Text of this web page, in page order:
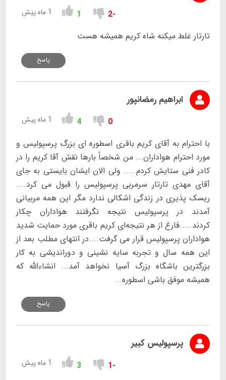
-2
1 1 ماه پیش
تارتار غلط میکنه شاه کریم همیشه هست
پاسخ
ابراهیم رمضانپور
0
4 1 ماه پیش
با احترام به آقای کریم باقری اسطوره ای بزرگ پرسپولیس و
مورد احترام هواداران... من شخصاً بارها نقش آقا کریم را در
کادر فنی ستایش کردم..... ولی الان ایشان بایستی به جای
آقای مهدی تارتار سرمربی پرسپولیس را قبول می کرد....
ریسک پذیری در زندگی اشکالی ندارد مگر این همه مربیانی
آمدند در پرسپولیس نتیجه نگرفتند هواداران چکار
کردند.....فارغ از هر نتیجه‌ای کریم باقری مورد حمایت شدید
هواداران پرسپولیس قرار می گرفت....در انتهای مطلب بعد از
این همه سال و تجربه سایه نشینی و دوراندیشی به کار
بزرگترین باشگاه بزرگ آسیا نخواهد آمد... انشاءالله که
همیشه موفق باشی اسطوره...
پاسخ
پرسپولیس کبیر
-1
3 1 ماه پیش